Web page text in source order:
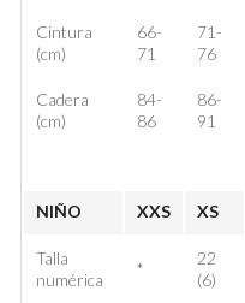
Cintura
(cm)
66-
71
71-
76
Cadera
(cm)
84-
86
86-
91
NIÑO XXS XS
Talla
numérica
*
22
(6)